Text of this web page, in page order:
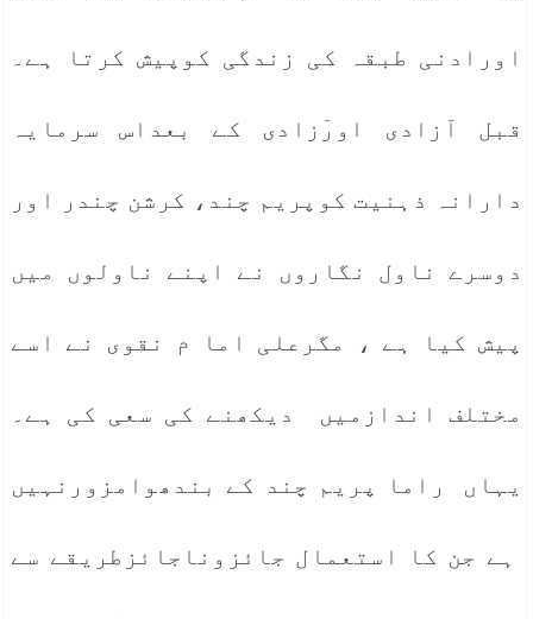
اورادنی طبقہ کی زندگی کوپیش کرتا ہے۔
قبل آزادی اورٓزادی کے بعداس سرمایہ
دارانہ ذہنیت کوپریم چند، کرشن چندر اور
دوسرے ناول نگاروں نے اپنے ناولوں میں
پیش کیا ہے ، مگرعلی اما م نقوی نے اسے
مختلف اندازمیں دیکھنے کی سعی کی ہے۔
یہاں راما پریم چند کے بندھوامزورنہیں
ہے جن کا استعمال جائزوناجائزطریقے سے